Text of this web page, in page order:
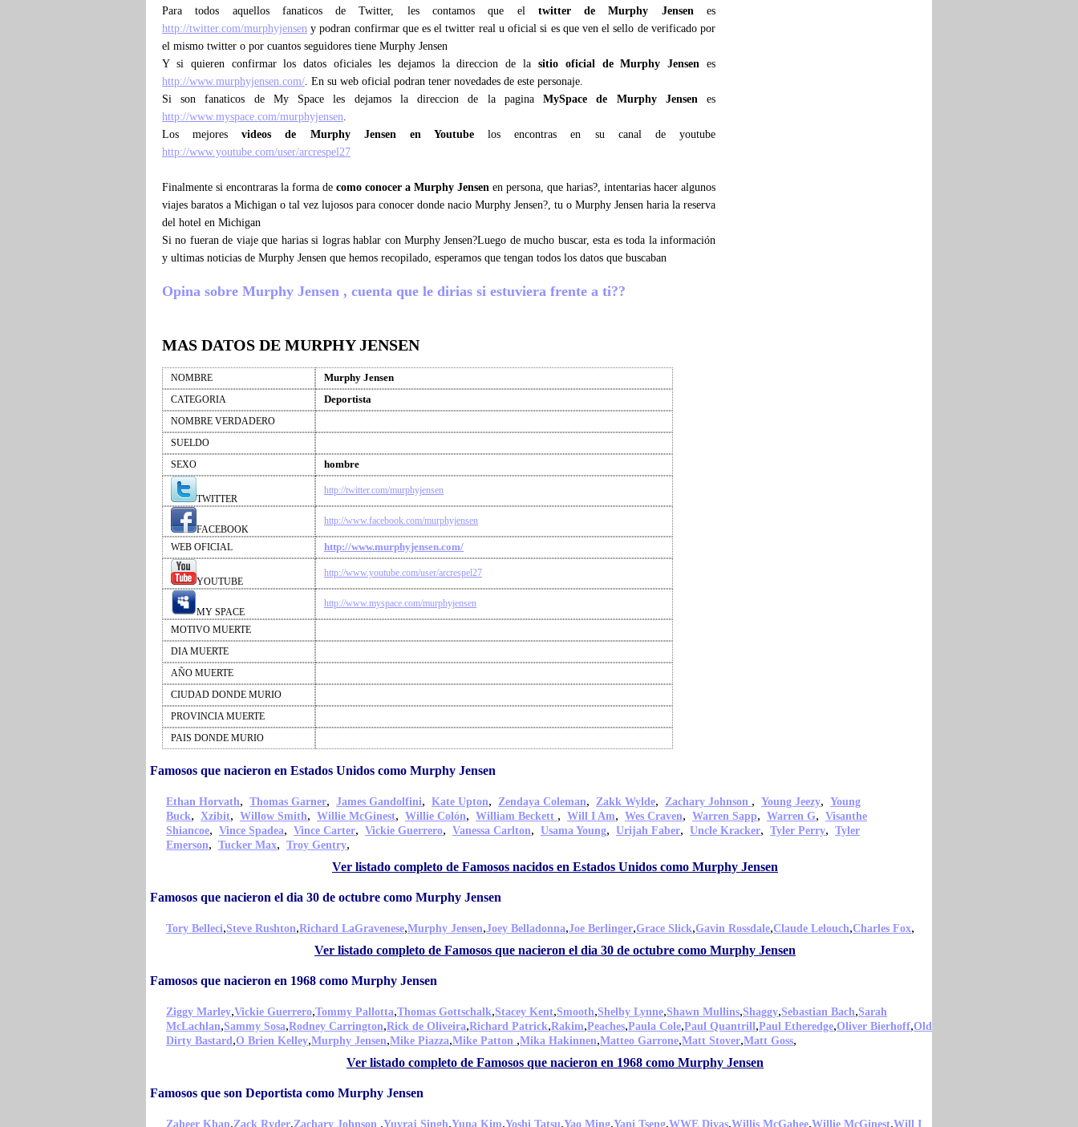
Para todos aquellos fanaticos de Twitter, les contamos que el twitter de Murphy Jensenes
http://twitter.com/murphyjensen y podran confirmar que es el twitter real u oficial si es que ven el sello de verificado por
el mismo twitter o por cuantos seguidores tiene Murphy Jensen
Y si quieren confirmar los datos oficiales les dejamos la direccion de la sitio oficial de Murphy Jensen es
http://www.murphyjensen.com/. En su web oficial podran tener novedades de este personaje.
Si son fanaticos de My Space les dejamos la direccion de la paginaMySpace de Murphy Jensenes
http://www.myspace.com/murphyjensen.
Los mejoresvideos de Murphy Jensen en Youtube los encontras en su canal de youtube
http://www.youtube.com/user/arcrespel27
Finalmente si encontraras la forma de como conocer a Murphy Jensen en persona, que harias?, intentarias hacer algunos
viajes baratos a Michigan o tal vez lujosos para conocer donde nacio Murphy Jensen?, tu o Murphy Jensen haria la reserva
del hotel en Michigan
Si no fueran de viaje que harias si logras hablar con Murphy Jensen?Luego de mucho buscar, esta es toda la información
y ultimas noticias de Murphy Jensen que hemos recopilado, esperamos que tengan todos los datos que buscaban
Opina sobre Murphy Jensen , cuenta que le dirias si estuviera frente a ti??
MAS DATOS DE MURPHY JENSEN
NOMBRE Murphy Jensen
CATEGORIA Deportista
NOMBRE VERDADERO
SUELDO
SEXO
hombre
TWITTER
http://twitter.com/murphyjensen
FACEBOOK
http://www.facebook.com/murphyjensen
WEB OFICIAL http://www.murphyjensen.com/
YOUTUBE
http://www.youtube.com/user/arcrespel27
MY SPACE
http://www.myspace.com/murphyjensen
MOTIVO MUERTE
DIA MUERTE
AÑO MUERTE
CIUDAD DONDE MURIO
PROVINCIA MUERTE
PAIS DONDE MURIO
Famosos que nacieron en Estados Unidos como Murphy Jensen
Ethan Horvath, Thomas Garner, James Gandolfini, Kate Upton, Zendaya Coleman, Zakk Wylde, Zachary Johnson , Young Jeezy, Young
Buck, Xzibit, Willow Smith, Willie McGinest, Willie Colón, William Beckett , Will I Am, Wes Craven, Warren Sapp, Warren G, Visanthe
Shiancoe, Vince Spadea, Vince Carter, Vickie Guerrero, Vanessa Carlton, Usama Young, Urijah Faber, Uncle Kracker, Tyler Perry, Tyler
Emerson, Tucker Max, Troy Gentry,
Ver listado completo de Famosos nacidos en Estados Unidos como Murphy Jensen
Famosos que nacieron el dia 30 de octubre como Murphy Jensen
Tory Belleci,Steve Rushton,Richard LaGravenese,Murphy Jensen,Joey Belladonna,Joe Berlinger,Grace Slick,Gavin Rossdale,Claude Lelouch,Charles Fox,
Ver listado completo de Famosos que nacieron el dia 30 de octubre como Murphy Jensen
Famosos que nacieron en 1968 como Murphy Jensen
Ziggy Marley,Vickie Guerrero,Tommy Pallotta,Thomas Gottschalk,Stacey Kent,Smooth,Shelby Lynne,Shawn Mullins,Shaggy,Sebastian Bach,Sarah
McLachlan,Sammy Sosa,Rodney Carrington,Rick de Oliveira,Richard Patrick,Rakim,Peaches,Paula Cole,Paul Quantrill,Paul Etheredge,Oliver Bierhoff,Old
Dirty Bastard,O Brien Kelley,Murphy Jensen,Mike Piazza,Mike Patton ,Mika Hakinnen,Matteo Garrone,Matt Stover,Matt Goss,
Ver listado completo de Famosos que nacieron en 1968 como Murphy Jensen
Famosos que son Deportista como Murphy Jensen
Zaheer Khan,Zack Ryder,Zachary Johnson ,Yuvraj Singh,Yuna Kim,Yoshi Tatsu,Yao Ming,Yani Tseng,WWE Divas,Willis McGahee,Willie McGinest,Will I